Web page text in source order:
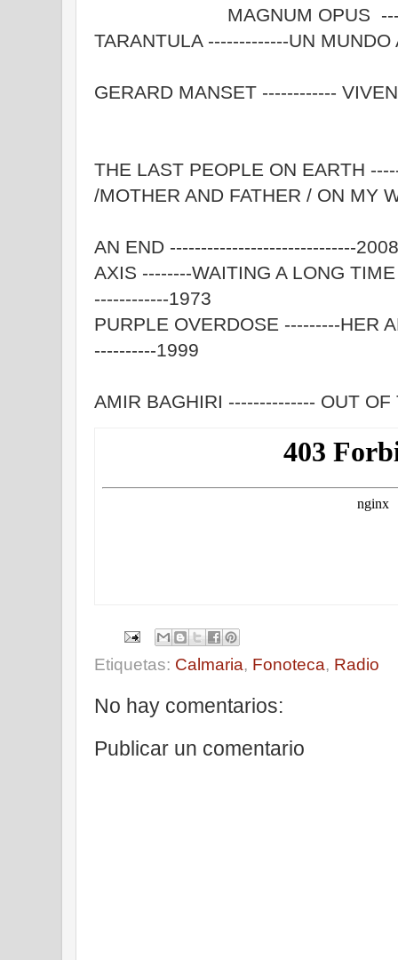
MAGNUM OPUS
TARANTULA -------------UN
GERARD MANSET ------------
THE LAST PEOPLE ON EARTH
/MOTHER AND FATHER / ON MY
AN END ------------------------------2008
AXIS --------WAITING A LONG
------------1973
PURPLE OVERDOSE ---------HER
----------1999
AMIR BAGHIRI -------------- OUT
Etiquetas: Calmaria, Fonoteca, Radio
No hay comentarios:
Publicar un comentario